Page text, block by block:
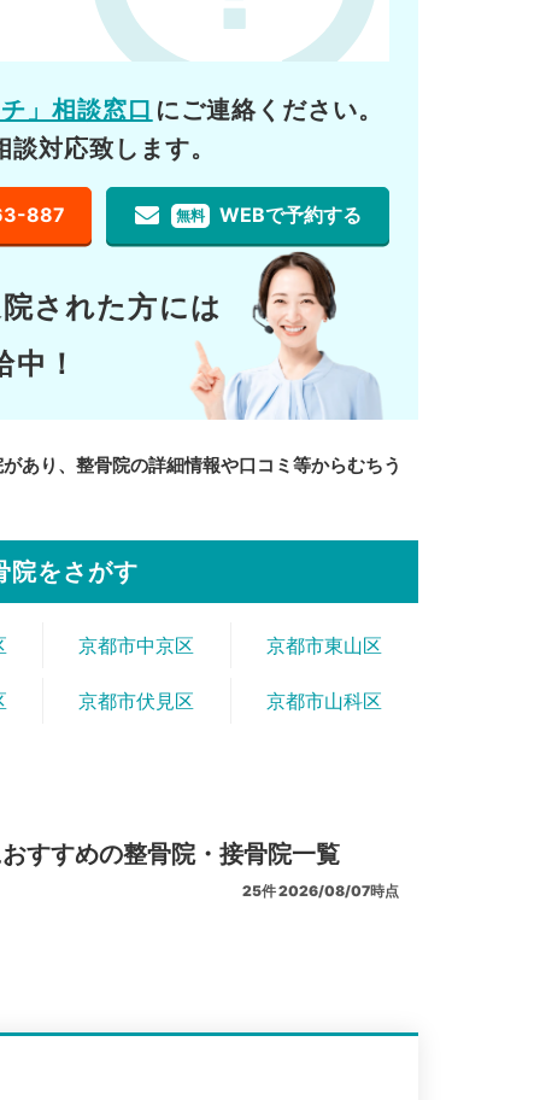
」相談窓口 にご連絡ください。
対応致します。
887 無料 WEBで予約する
された方には
！
あり、整骨院の詳細情報や口コミ等からむちう
院をさがす
京都市中京区 京都市東山区
京都市伏見区 京都市山科区
すすめの整骨院・接骨院一覧
25件2026/08/07時点